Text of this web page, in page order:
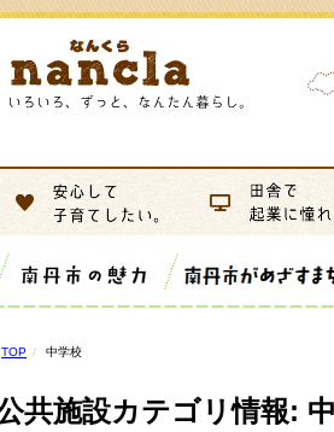
TOP 中学校
共施設カテゴリ情報: